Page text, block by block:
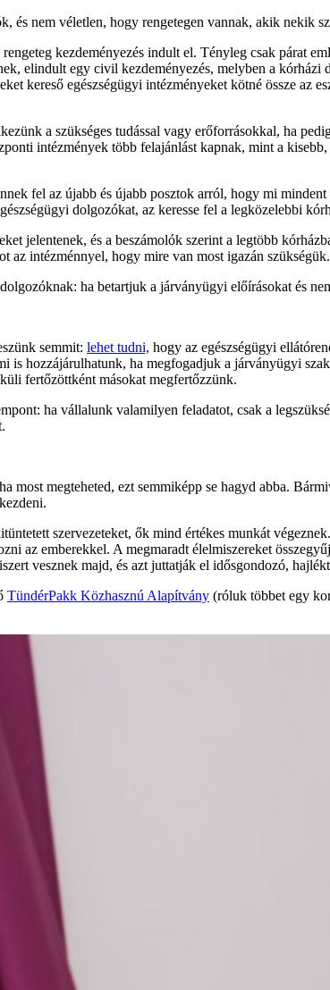
és nem véletlen, hogy rengetegen vannak, akik nekik
kezdeményezés indult el. Tényleg csak párat
elindult egy civil kezdeményezés, melyben a kórházi
kereső egészségügyi intézményeket kötné össze az
a szükséges tudással vagy erőforrásokkal, ha
intézmények több felajánlást kapnak, mint a
fel az újabb és újabb posztok arról, hogy mi
dolgozókat, az keresse fel a legközelebbi
jelentenek, és a beszámolók szerint a legtöbb
az intézménnyel, hogy mire van most igazán szükségük.
ha betartjuk a járványügyi előírásokat és
semmit: lehet tudni, hogy az egészségügyi
hozzájárulhatunk, ha megfogadjuk a járványügyi
fertőzöttként másokat megfertőzzünk.
ha vállalunk valamilyen feladatot, csak a
megteheted, ezt semmiképp se hagyd abba.
szervezeteket, ők mind értékes munkát
az emberekkel. A megmaradt élelmiszereket
vesznek majd, és azt juttatják el idősgondozó,
TündérPakk Közhasznú Alapítvány (róluk többet egy